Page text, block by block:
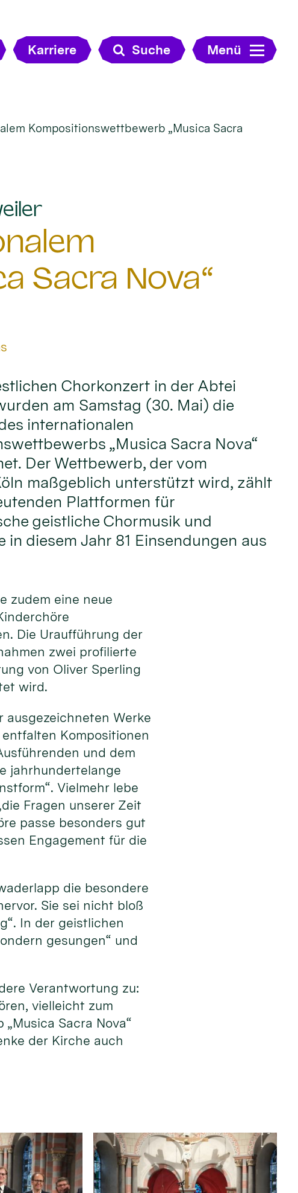
Karriere Suche Menü
Kompositionswettbewerb „Musica Sacra
:
Sacra Nova“
Chorkonzert in der Abtei
am Samstag (30. Mai) die
internationalen
„Musica Sacra Nova“
Der Wettbewerb, der vom
maßgeblich unterstützt wird, zählt
Plattformen für
geistliche Chormusik und
in diesem Jahr 81 Einsendungen aus
zudem eine neue
Die Uraufführung der
zwei profilierte
von Oliver Sperling
wird.
Werke
Kompositionen
und dem
jahrhundertelange
Vielmehr lebe
Fragen unserer Zeit
passe besonders gut
Engagement für die
die besondere
Sie sei nicht bloß
In der geistlichen
gesungen“ und
Verantwortung zu:
vielleicht zum
Sacra Nova“
der Kirche auch